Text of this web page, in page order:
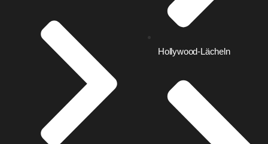
Hollywood-Lächeln